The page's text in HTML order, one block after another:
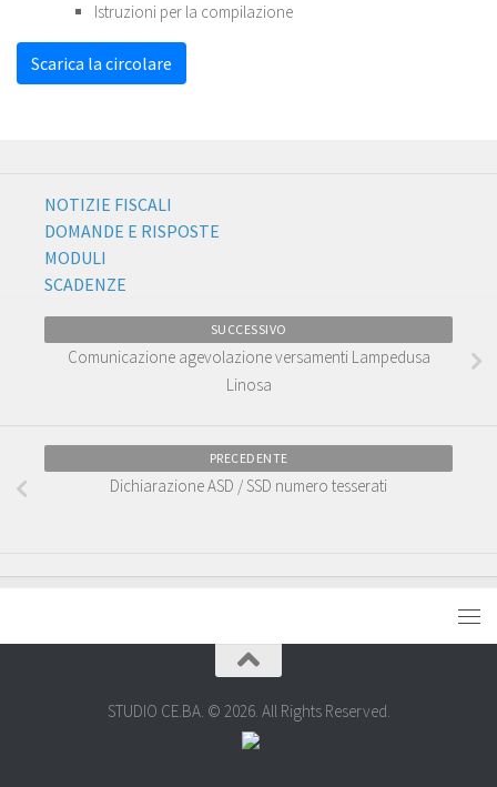
Istruzioni per la compilazione
Scarica la circolare
NOTIZIE FISCALI
DOMANDE E RISPOSTE
MODULI
SCADENZE
SUCCESSIVO
Comunicazione agevolazione versamenti Lampedusa
Linosa
PRECEDENTE
Dichiarazione ASD / SSD numero tesserati
STUDIO CE.BA. © 2026. All Rights Reserved.